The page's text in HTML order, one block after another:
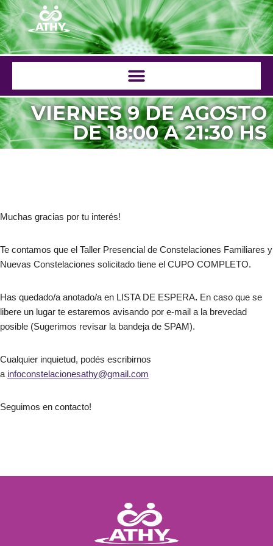
Saltar
al
contenido
VIERNES 9 DE AGOSTO
DE 18:00 A 21:30 HS
Muchas gracias por tu interés!
Te contamos que el Taller Presencial de Constelaciones Familiares y
Nuevas Constelaciones solicitado tiene el CUPO COMPLETO.
Has quedado/a anotado/a en LISTA DE ESPERA. En caso que se
libere un lugar te estaremos avisando por e-mail a la brevedad
posible (Sugerimos revisar la bandeja de SPAM).
Cualquier inquietud, podés escribirnos
a infoconstelacionesathy@gmail.com
Seguimos en contacto!